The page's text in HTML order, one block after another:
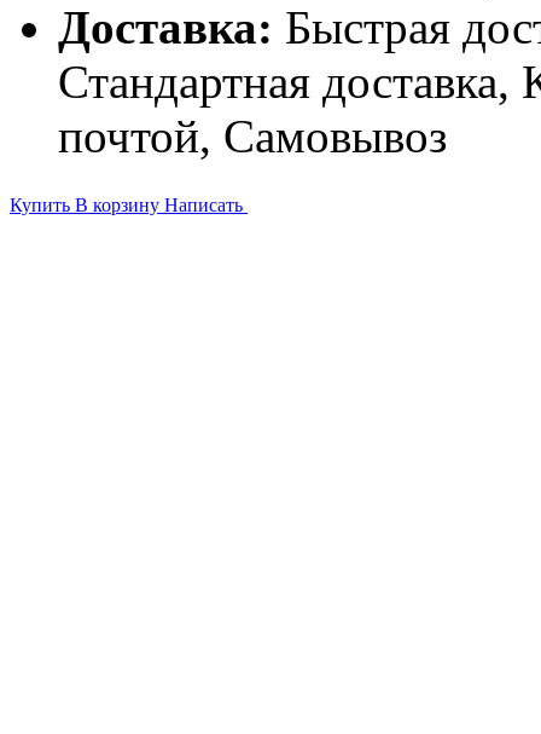
Доставка: Быстрая
Стандартная доставка,
почтой, Самовывоз
Купить В корзину Написать